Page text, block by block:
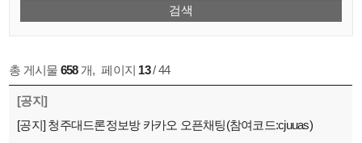
총 게시물 658개, 페이지 13/ 44
[공지]
[공지] 청주대드론정보방 카카오 오픈채팅(참여코드:cjuuas)